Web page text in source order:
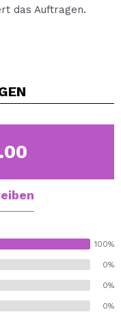
das Auftragen.
100%
0%
0%
0%